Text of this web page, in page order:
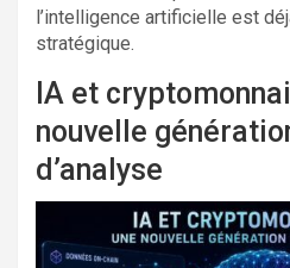
l’intelligence artificielle est
stratégique.
IA et
nouvelle
d’analyse